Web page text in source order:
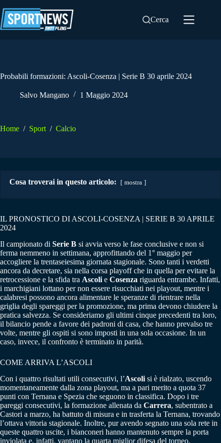
al
contenuto
Cerca
Probabili formazioni: Ascoli-Cosenza | Serie B 30 aprile 2024
Salvo Mangano 1 Maggio 2024
Home / Sport / Calcio
Cosa troverai in questo articolo: mostra
IL PRONOSTICO DI ASCOLI-COSENZA | SERIE B 30 APRILE
2024
Il campionato di Serie B si avvia verso le fase conclusive e non si
ferma nemmeno in settimana, approfittando del 1° maggio per
accogliere la trentaseiesima giornata stagionale. Sono tanti i verdetti
ancora da decretare, sia nella corsa playoff che in quella per evitare la
retrocessione e la sfida tra Ascoli e Cosenza riguarda entrambe. Infatti,
i marchigiani lottano per non essere risucchiati nei playout, mentre i
calabresi possono ancora alimentare le speranze di rientrare nella
griglia degli spareggi per la promozione, ma prima devono chiudere la
pratica salvezza. Se consideriamo gli ultimi cinque precedenti tra loro,
il bilancio pende a favore dei padroni di casa, che hanno prevalso tre
volte, mentre gli ospiti si sono imposti in una sola occasione. In un
caso, invece, il confronto è terminato in parità.
COME ARRIVA L’ASCOLI
Con i quattro risultati utili consecutivi, l’Ascoli si è rialzato, uscendo
momentaneamente dalla zona playout, ma a pari merito a quota 37
punti con Ternana e Spezia che seguono in classifica. Dopo i tre
pareggi consecutivi, la formazione allenata da Carrera, subentrato a
Castori a marzo, ha battuto di misura e in trasferta la Ternana, trovando
l’ottava vittoria stagionale. Inoltre, pur avendo segnato una sola rete in
queste quattro uscite, i bianconeri hanno mantenuto sempre la porta
inviolata e, infatti, vantano la quarta miglior difesa del torneo.